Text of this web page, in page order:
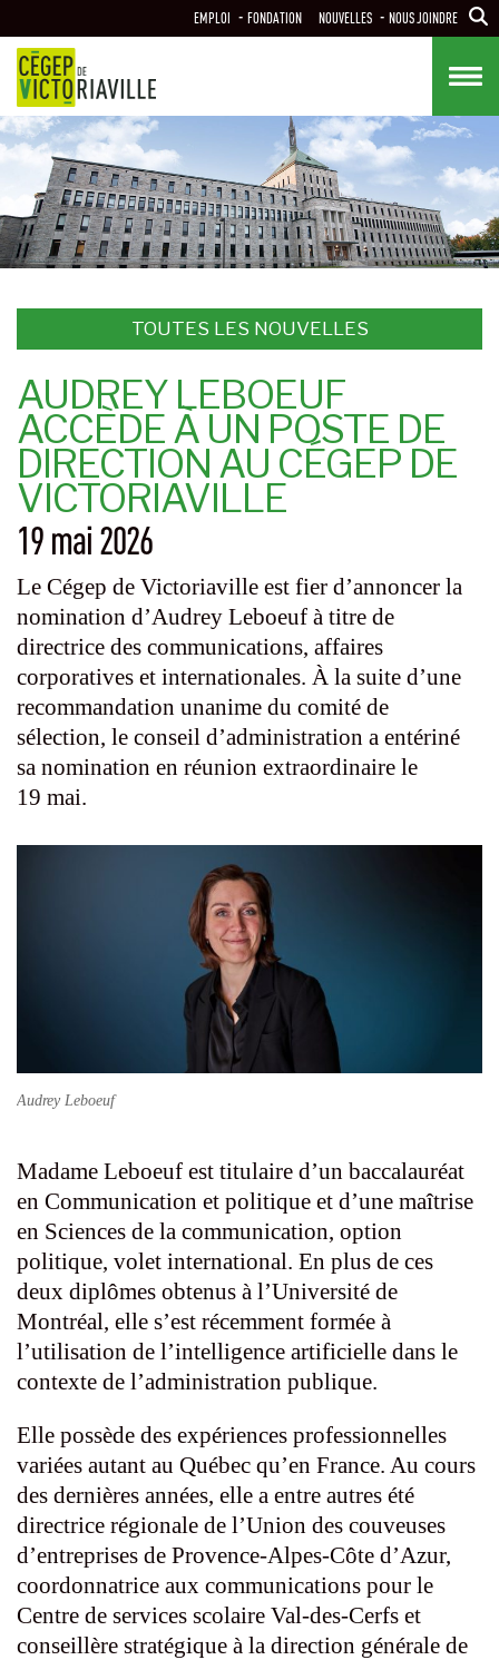
au
contenu
principal
EMPLOI FONDATION NOUVELLES NOUS JOINDRE
TOUTES LES NOUVELLES
AUDREY LEBOEUF
ACCÈDE À UN POSTE DE
DIRECTION AU CÉGEP DE
VICTORIAVILLE
19 mai 2026
Le Cégep de Victoriaville est fier d’annoncer la
nomination d’Audrey Leboeuf à titre de
directrice des communications, affaires
corporatives et internationales. À la suite d’une
recommandation unanime du comité de
sélection, le conseil d’administration a entériné
sa nomination en réunion extraordinaire le
19 mai.
Audrey Leboeuf
Madame Leboeuf est titulaire d’un baccalauréat
en Communication et politique et d’une maîtrise
en Sciences de la communication, option
politique, volet international. En plus de ces
deux diplômes obtenus à l’Université de
Montréal, elle s’est récemment formée à
l’utilisation de l’intelligence artificielle dans le
contexte de l’administration publique.
Elle possède des expériences professionnelles
variées autant au Québec qu’en France. Au cours
des dernières années, elle a entre autres été
directrice régionale de l’Union des couveuses
d’entreprises de Provence-Alpes-Côte d’Azur,
coordonnatrice aux communications pour le
Centre de services scolaire Val-des-Cerfs et
conseillère stratégique à la direction générale de